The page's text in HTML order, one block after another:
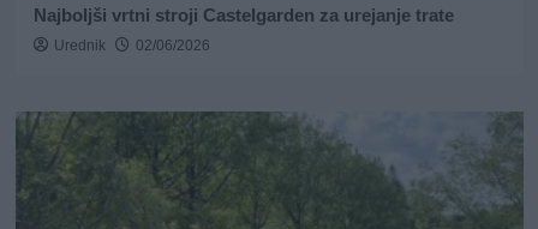
Najboljši vrtni stroji Castelgarden za urejanje trate
Urednik 02/06/2026